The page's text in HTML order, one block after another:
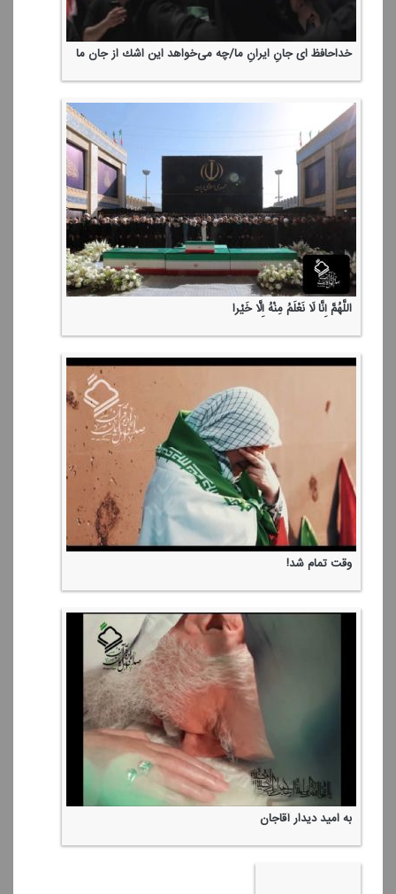
خداحافظ ای جانِ ایرانِ ما/چه می‌خواهد این اشك از جان ما
اللَّهُمَّ إِنَّا لَا نَعْلَمُ مِنْهُ إِلَّا خَیْرا
وقت تمام شد!
به امید دیدار آقاجان